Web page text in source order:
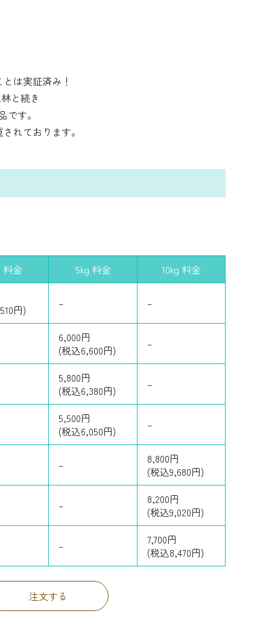
は実証済み！
と続き
す。
れております。
料金 5kg 料金 10kg 料金
円)
– –
6,000円
(税込6,600円)
–
5,800円
(税込6,380円)
–
5,500円
(税込6,050円)
–
–
8,800円
(税込9,680円)
–
8,200円
(税込9,020円)
–
7,700円
(税込8,470円)
注文する